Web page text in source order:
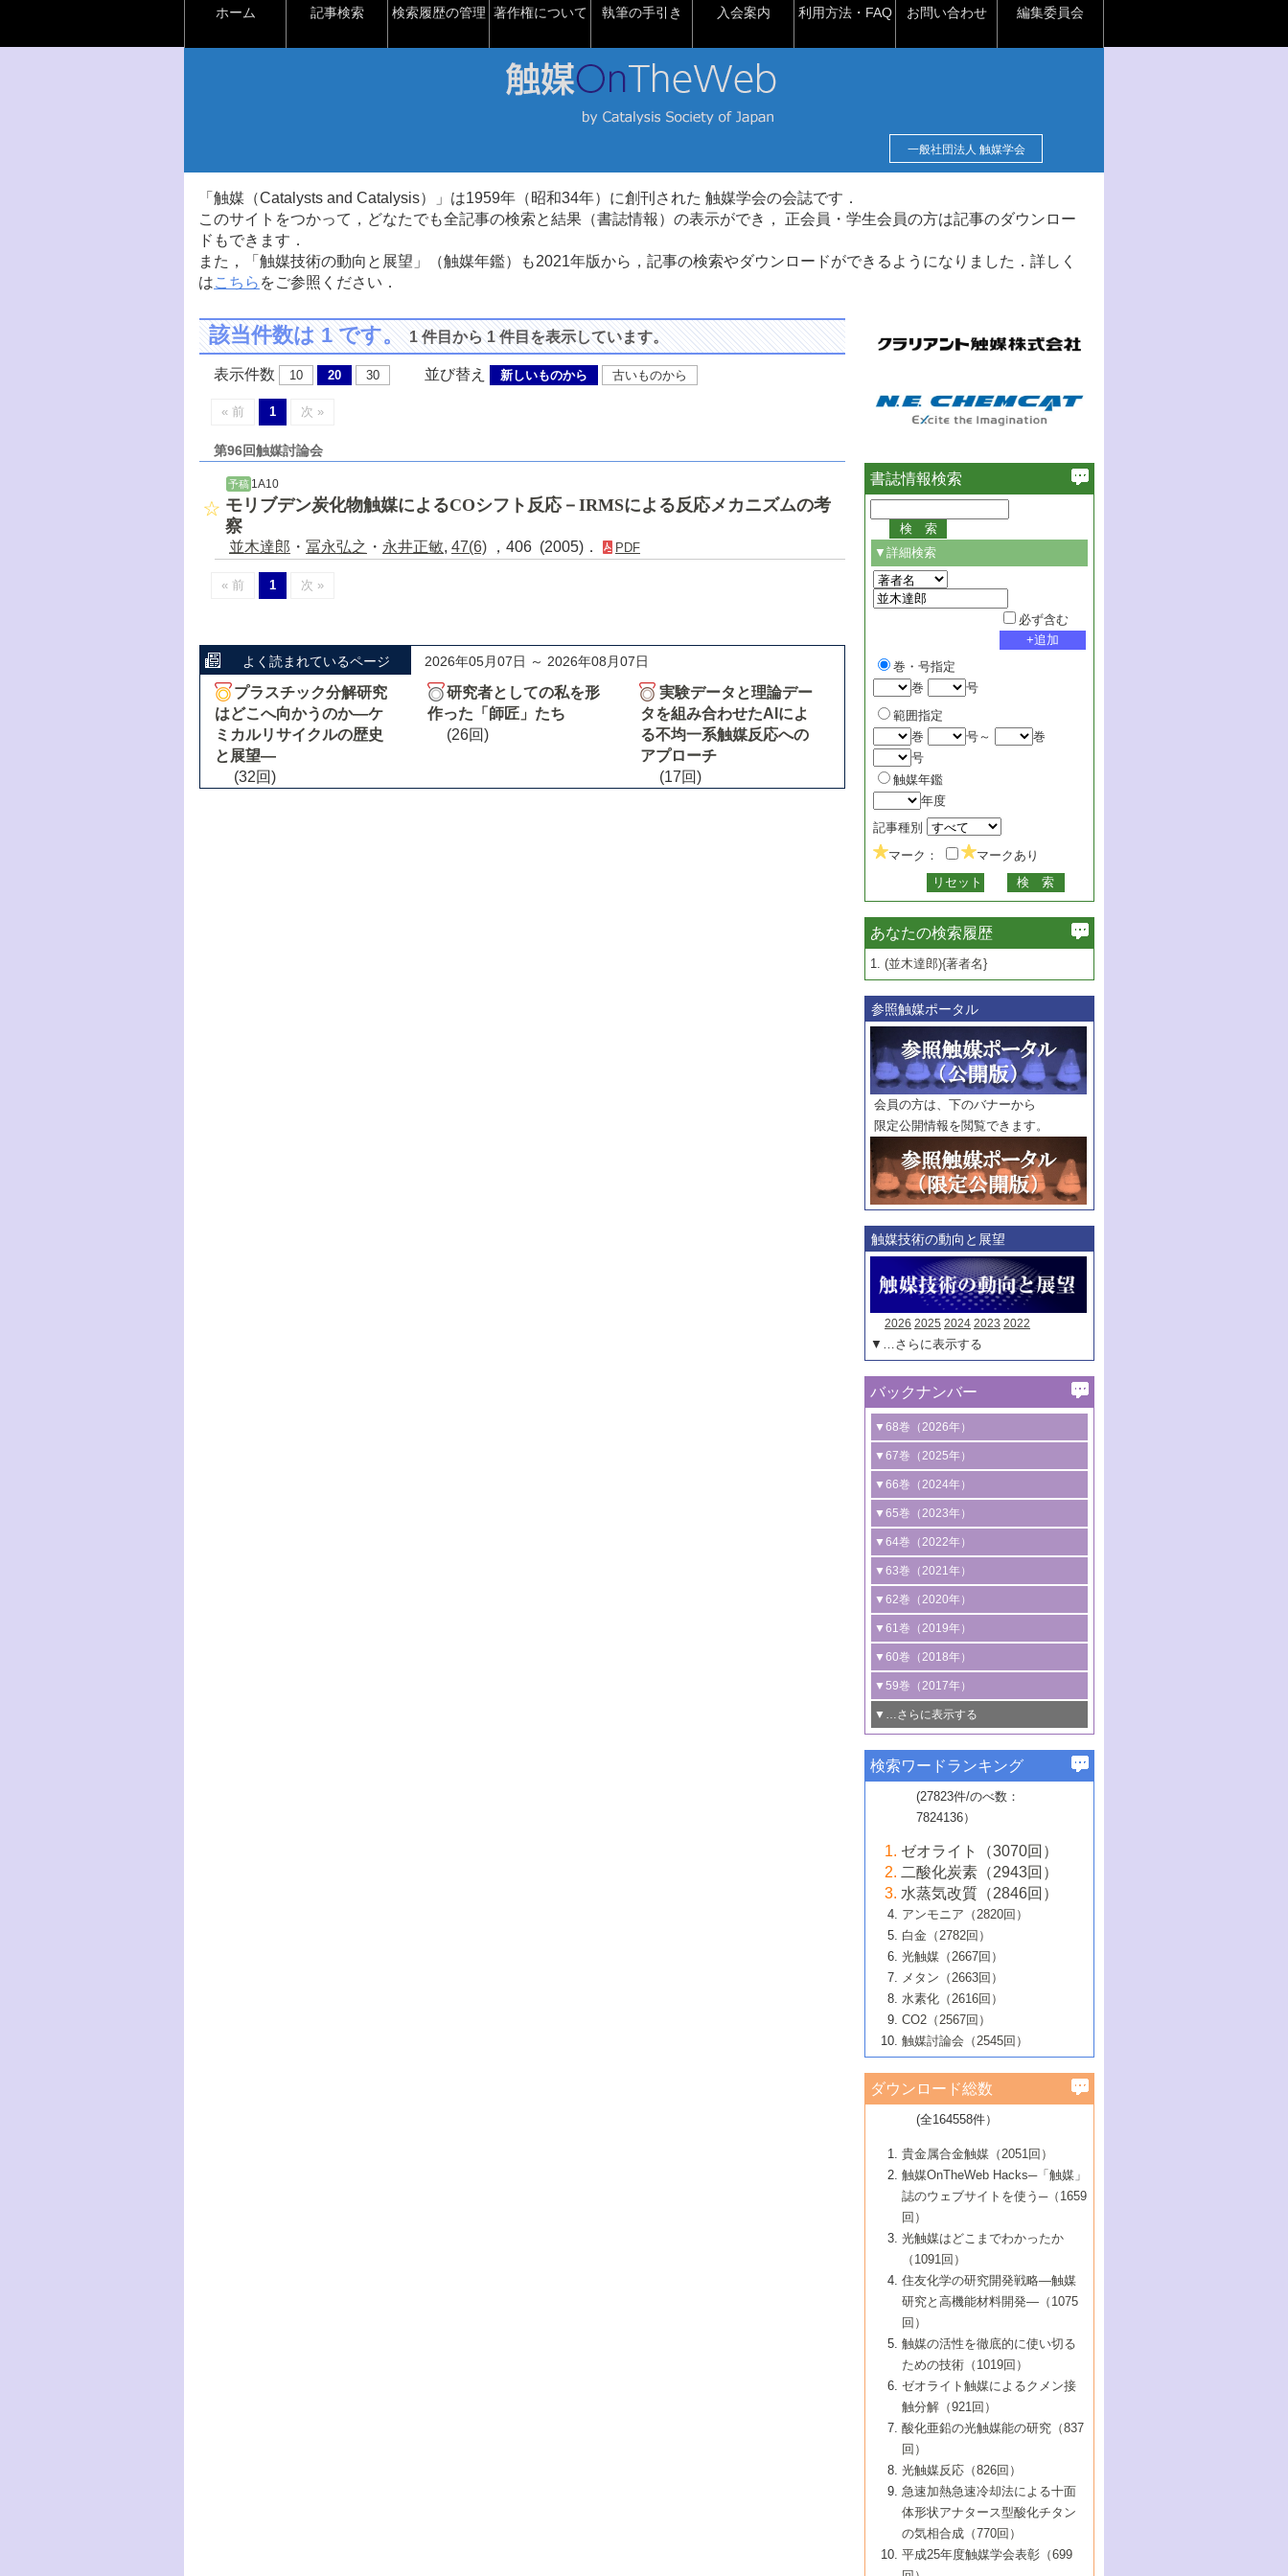
ホーム 記事検索 検索履歴の管理 著作権について 執筆の手引き 入会案内 利用方法・FAQ お問い合わせ 編集委員会
一般社団法人 触媒学会
「触媒（Catalysts and Catalysis）」は1959年（昭和34年）に創刊された 触媒学会の会誌です．
このサイトをつかって，どなたでも全記事の検索と結果（書誌情報）の表示ができ， 正会員・学生会員の方は記事のダウンロー
ドもできます．
また，「触媒技術の動向と展望」（触媒年鑑）も2021年版から，記事の検索やダウンロードができるようになりました．詳しく
はこちら をご参照ください．
該当件数は 1 です。1 件目から 1 件目を表示しています。
表示件数 10 20 30 並び替え 新しいものから 古いものから
« 前 1 次 »
第96回触媒討論会
予稿 1A10
モリブデン炭化物触媒によるCOシフト反応－IRMSによる反応メカニズムの考
察
並木達郎 ・ 冨永弘之 ・ 永井正敏, 47(6) ，406 (2005)． PDF
« 前 1 次 »
よく読まれているページ 2026年05月07日 ～ 2026年08月07日
プラスチック分解研究
はどこへ向かうのか―ケ
ミカルリサイクルの歴史
と展望―
(32回)
研究者としての私を形
作った「師匠」たち
(26回)
実験データと理論デー
タを組み合わせたAIによ
る不均一系触媒反応への
アプローチ
(17回)
書誌情報検索
▼詳細検索
必ず含む
巻・号指定
巻
号
範囲指定
巻
号～
巻
号
触媒年鑑
年度
記事種別
マーク：
マークあり
あなたの検索履歴
1. (並木達郎){著者名}
参照触媒ポータル
会員の方は、下のバナーから
限定公開情報を閲覧できます。
触媒技術の動向と展望
2026 2025 2024 2023 2022
▼…さらに表示する
バックナンバー
▼68巻（2026年）
1号 過酸化水素合成に関する研究動向
2号 コンピューター技術により加速する
触媒開発
3号 有機分子変換やCO 資源化のための
光触媒に関する最近の研究
B号 第137回触媒討論会（2026年）
▼67巻（2025年）
1号 CO
水素化によるグリーン燃料/グリ
ーンケミカル製造
2号 水素製造のための水分解技術に関す
る最近の研究
3号 オレフィン系樹脂の精密合成に関す
る最新技術
4号 アルコール類の効率的変換を実現す
る非貴金属触媒の研究動向
5号 ゼオライトの合成と応用における研
究動向
6号 ヘテロ接合界面
B号 第135回触媒討論会（2025年）
▼66巻（2024年）
1号 低次元ナノ構造を有する触媒材料
2号 規制反応場を活用した固体触媒研究
の新展開
3号 未踏分子変換を目指した酸化触媒プ
ロセスの最前線
4号 シンクロトロン放射光および中性子
線を利用した触媒解析技術の最先端
5号 単原子触媒
6号 参照触媒委員会からのお知らせ
B号 第133回触媒討論会（2023年）
▼65巻（2023年）
1号 炭素が関わる触媒機能
2号 プラスチックケミカルリサイクルの
ための触媒技術
3号 非酸化物系金属化合物を基盤とした
触媒材料の開発
4号 格子酸素・格子酸素欠陥を利用した
触媒反応
5号 生体触媒によるエネルギー変換反応
6号 窒素とリンの循環のための触媒・機
能性材料
▼64巻（2022年）
1号 合成ガス製造とCOを用いるケミカル
ズ合成の最新動向
2号 化学品合成のための合金触媒開発
3号 CO の排出削減および有効活用のた
めの触媒技術
4号 若手による情報発信企画～とびたて
若き触媒の研究者たち～（1）
若き触媒の研究者たち～（2）
6号 石油のノーブル・ユースを志向した
触媒技術
大学：オンライン・対面開催）
▼63巻（2021年）
1号 金触媒の新展開
2号 ペロブスカイト
3号 特殊反応場を利用した触媒的分子変
換反応
4号 多孔質材料を用いた触媒の新展開
5号 情報学的手法を用いた触媒開発
6号 カーボンニュートラルに向けた電解
技術
B号 第127回触媒討論会（2021年・オン
ライン開催(Zoom)のみ）
▼62巻（2020年）
1号 触媒設計を拓く欠陥構造のキャラク
タリゼーション
2号 機能化学品製造に資するクリーンな
触媒的酸化反応
3号 水処理のための触媒化学
4号 光触媒を用いた水分解の最新の研究
動向
5号 次世代の触媒プロセスを支えるマイ
6号 メタン転換技術の最新動向
B号 第125回触媒討論会（2020年・工学
院大学）
▼61巻（2019年）
1号 物質移動制御に着目した触媒プロセ
ス開発
2号 CO2 フリー水素サプライチェーンに
関わる触媒開発動向
3号 精密高分子合成に関する最近の研究
動向
4号 バイオマス化成品製造のための触媒
5号 固体触媒による含窒素有機化合物変
換の最前線
6号 貴金属使用量低減に向けた自動車排
ガス浄化触媒の開発
B号 第123回触媒討論会（2019年・大阪
▼60巻（2018年）
1号 固体酸触媒の最新の研究動向
2号 二酸化炭素からの有用化学品合成
3号 ナノ粒子・クラスター触媒の最前線
4号 60周年記念企画
5号 進化するゼオライト合成技術
6号 非貴金属系触媒における電気化学的
B号 第121回触媒討論会（2018年・東京
大学）
▼59巻（2017年）
1号 いたるところに，触媒
最先端技術
3号 無機分離膜材料の開発と触媒反応プ
ロセスへの適用
5号 水素のふるまいを解き明かす最先端
研究
6号 低級アルカンの有効利用のための触
媒技術
B号 第119回触媒討論会（2017年・首都
大学東京）
▼…さらに表示する
1号 ユニークな構造の高分子を生み出す触
2号 リグニンからの化成品製造に向けた触
媒技術
3号 触媒研究の最先端～とびたて若き研究
者たち～（1）
4号 触媒研究の最先端～とびたて若き研究
者たち～（2）
5号 触媒研究の最先端～とびたて若き研究
者たち～（3）
6号 イオニクス材料と燃料電池・電解合成
の最新の研究動向
B号 第117回触媒討論会（2016年・大阪府
立大学）
▼57巻（2015年）
1号 水素キャリアにかかわる触媒技術の新
2号 石油精製用触媒の最近の進展
3号 固体酸化物形燃料電池（SOFC）におけ
るアノード触媒上での燃料直接改質技術
4号 コアシェル構造の制御による触媒機能
5号 工業触媒およびその周辺技術の最近の
進歩
6号 ナノシート
B号 第115回触媒討論会（2015年・成蹊大
▼56巻（2014年）
2号 光触媒反応機構に関する最新の研究動
向
開発動向
4号 人工光合成に向けた近年のアプローチ
5号 未利用熱エネルギーの有効活用に貢献
する触媒技術
6号 ポリオキソメタレート
B号 第113回触媒討論会（2014年・ロワジ
ールホテル豊橋）
1号 高耐久性燃料電池システム用触媒にお
ける新展開
2号 リビングラジカル重合の最近の動向
3号 天然ガスの化学工業的展開に関する触
媒技術
4号 貴金属触媒の精密構造制御とその活用
5号 バイオマス化成品製造のための固体触
6号 ナノ空間─吸着状態解析から新機能開拓
B号 第111回触媒討論会（2013年・関西大
▼54巻（2012年）
1号 規則性多孔体の利用技術における最近
の進歩
2号 第109回触媒討論会
3号 貴金属低減技術の最新動向
4号 貴金属代替技術の最新動向
5号 光触媒による物質変換反応の新展開
6号 グラフェン
7号 水素を利用する化成品合成の新潮流
▼53巻（2011年）
1号 金属学から見る合金触媒の新展開
2号 第107回触媒討論会
3号 触媒のその場観察法の進歩（１）
4号 触媒のその場観察法の進歩（２）
5号 不活性結合の触媒的活性化による有機
合成
6号 新しい固体酸触媒技術
7号 ゼオライト合成における最近の進歩
▼52巻（2010年）
1号 触媒の劣化対策と長寿命触媒開発
2号 第105回触媒討論会
3号 ナノ構造が拓く新機能
4号 活性サイトおよびその環境の精密な設
計による触媒の高機能化
5号 触媒を有効に使うための技術
7号 有機分子触媒による精密有機合成
8号 高機能化ポリオレフィンに向けた重合
触媒の最近の進展
1号 炭素材料－熱い注目を集める材料－
2号 第103回触媒討論会
3号 環境浄化用光触媒の現状と課題
4号 水素社会の実現に向けた水素製造・貯
蔵技術の進歩
5号 CO2が関わる触媒・材料
7号 持続可能社会実現のための触媒および
触媒関連技術
▼50巻（2008年）
1号 触媒化学と学会のこの10年，半世紀，
そして未来
2号 第101回触媒討論会
4号 錯体を利用したユニークな表面構造の
構築と機能
5号 若手会員による触媒研究の未来展望1：
企業編
6号 第102回触媒討論会
7号 触媒・化学反応における計算化学の進
8号 若手研究者による触媒研究の未来展望
2：大学・研究所編
▼49巻（2007年）
1号 含フッ素化合物の合成と触媒
2号 第99回触媒討論会
3号 実用的ファインケミカル合成プロセス
を実現する触媒
5号 こんな物質，あんな物質―新たな触媒
の可能性―
7号 『結晶の化学』を活かした触媒研究
8号 イオン液体の応用
▼48巻（2006年）
1号 固体酸触媒の最近の進歩
2号 第97回触媒討論会
3号 リビング重合触媒の最近の展開
5号 水素製造・貯蔵のための触媒技術の新
しい展開
6号 第98回触媒討論会
7号 基礎化学品製造の触媒技術
8号 多機能型リアクター
1号 最近の触媒担体とその効果
2号 第95回触媒討論会
4号 水分解用光触媒材料
5号 時間分解分光の進歩と応用
6号 第96回触媒討論会
8号 超臨界流体を用いた化学プロセスの新
▼46巻（2004年）
1号 部分酸化反応触媒の最前線
2号 第93回触媒討論会
3号 特殊エネルギー場の触媒反応
4号 生体内における金属の触媒作用
5号 ファインケミカルズの展開に寄与する
6号 第94回触媒討論会
7号 サブナノレベルでみた新しい表面現象
8号 オレフィン重合触媒の新たな展
▼45巻（2003年）
1号 なぜこの触媒が良いのか？
2号 第91回触媒討論会
3号 最近の自動車排ガス処理技術
4号 触媒研究の現状と将来─第90回触媒討論
5号 基礎化学品製造の触媒技術
6号 第92回触媒討論会
7号 基礎化学品製造の触媒技術
8号 資源の循環と触媒技術
▼44巻（2002年）
1号 高次制御された触媒の化学
2号 第89回触媒討論会
3号 触媒を利用した電気化学の新展開
4号 ナノ材料の調製と機能化
5号 こんな触媒が欲しい
6号 第90回触媒討論会
7号 触媒研究と学術雑誌/情報
8号 若い世代からみた触媒化学の現状と未
▼43巻（2001年）
1号 グリーンケミストリーと触媒
2号 第87回触媒討論会特集号
3号 生体触媒とバイオプロセス
4号 水素製造・利用の触媒化学
5号 触媒研究における新しい切り口：コン
ビナトリアルケミストリー
6号 第88回触媒討論会特集号
7号 企業における触媒研究のブレークスル
8号 この材料を触媒として使ってみません
▼42巻（2000年）
1号 触媒反応工学の明日を拓く
2号 第85回触媒討論会
3号 反応ダイナミクス
5号 触媒のおもしろさをどのように伝える
6号 第86回触媒討論会
7号 水素化精製触媒の新しい展開
8号 新しい反応性と機能性を目指した金属
クラスタ-化学
▼41巻（1999年）
1号 孔、穴、あな?-特異な空間とその利用-
2号 第83回触媒討論会
3号 均一系触媒反応最前線
4号 実用炭素材料の新展開
5号 研究の方法論を考える
7号 機能性金属材料と触媒
8号 触媒研究へのNMRの応用と展望
▼40巻（1998年）
進展と21世紀への提言/創立40周年記念・触
媒学会この10年の歩みとこれから/創立40周
2号 第81回触媒討論会
3号 計算機触媒化学へのさそい
4号 触媒劣化の制御と予測
5号 最新の実用プロセスと触媒
6号 第82回触媒討論会
7号 ナノ構造体の化学
8号 あの反応は今
1号 均一系と不均一系触媒反応-その特徴と
接点
2号 第79回触媒討論会
3号 最新NO除去触媒の実用化研究
4号 新しい反応場を目指した触媒調製
5号 反応・分離技術の新しい展開
6号 第80回触媒討論会
8号 AFMでみる世界
▼38巻（1996年）
1号 触媒の構造と触媒作用/C1化学を中心と
する21世紀への触媒
3号 オリンピックメダル:金・銀・銅はどん
な触媒作用を示すか
4号 触媒作用における機能の複合化
5号 未来を拓け！若手研究者
6号 第78回触媒討論会
7号 ダイナミックな領域への触媒研究の展
開/C1化学を中心とする21世紀への触媒
▼37巻（1995年）
1号 ファインケミカルズと固体触媒
2号 第75回触媒討論会
3号 希土類を利用した触媒
4号 触媒とリサイクル
5号 エネルギー変換触媒
6号 第76回触媒討論会
7号 表面吸着相の新しい展開
8号 マイクロポーラス・クリスタル触媒の
▼36巻（1994年）
1号 電気化学と触媒
2号 第73回触媒討論会
3号 C4化学の展開
4号 《通常号》
5号 《通常号》
6号 第74回触媒討論会
▼35巻（1993年）
1号 工業触媒開発マニュアル―探索から工
業化まで
2号 第71回触媒討論会
3号 研究開発のうらおもて―着想と展開
4号 触媒劣化と寿命の予測
5号 環境に優しい触媒
▼34巻（1992年）
1号 インパクトを与えたこの研究
2号 第69回触媒討論会
3号 ケミカルズ合成触媒―新しい展開と応
▼33巻（1991年）
1号 触媒プロセス開発マニュアル―探索か
ら工業化まで，知っておきたいこと PartII
2号 第67回触媒討論会
▼32巻（1990年）
1号 21世紀に向けて触媒研究の飛躍をめざ
す―触媒化学の裾野を広げよう
2号 第65回触媒討論会
▼31巻（1989年）
1号 情報科学と反応設計・材料設計
▼30巻（1988年）
検索ワードランキング
(27823件/のべ数：
7824136）
ゼオライト（3070回）
二酸化炭素（2943回）
水蒸気改質（2846回）
アンモニア（2820回）
白金（2782回）
光触媒（2667回）
メタン（2663回）
水素化（2616回）
CO2（2567回）
触媒討論会（2545回）
ダウンロード総数
(全164558件）
貴金属合金触媒（2051回）
触媒OnTheWeb Hacks─「触媒」
誌のウェブサイトを使う─（1659
回）
光触媒はどこまでわかったか
（1091回）
住友化学の研究開発戦略―触媒
研究と高機能材料開発―（1075
回）
触媒の活性を徹底的に使い切る
ための技術（1019回）
ゼオライト触媒によるクメン接
触分解（921回）
酸化亜鉛の光触媒能の研究（837
回）
光触媒反応（826回）
急速加熱急速冷却法による十面
体形状アナタース型酸化チタン
の気相合成（770回）
平成25年度触媒学会表彰（699